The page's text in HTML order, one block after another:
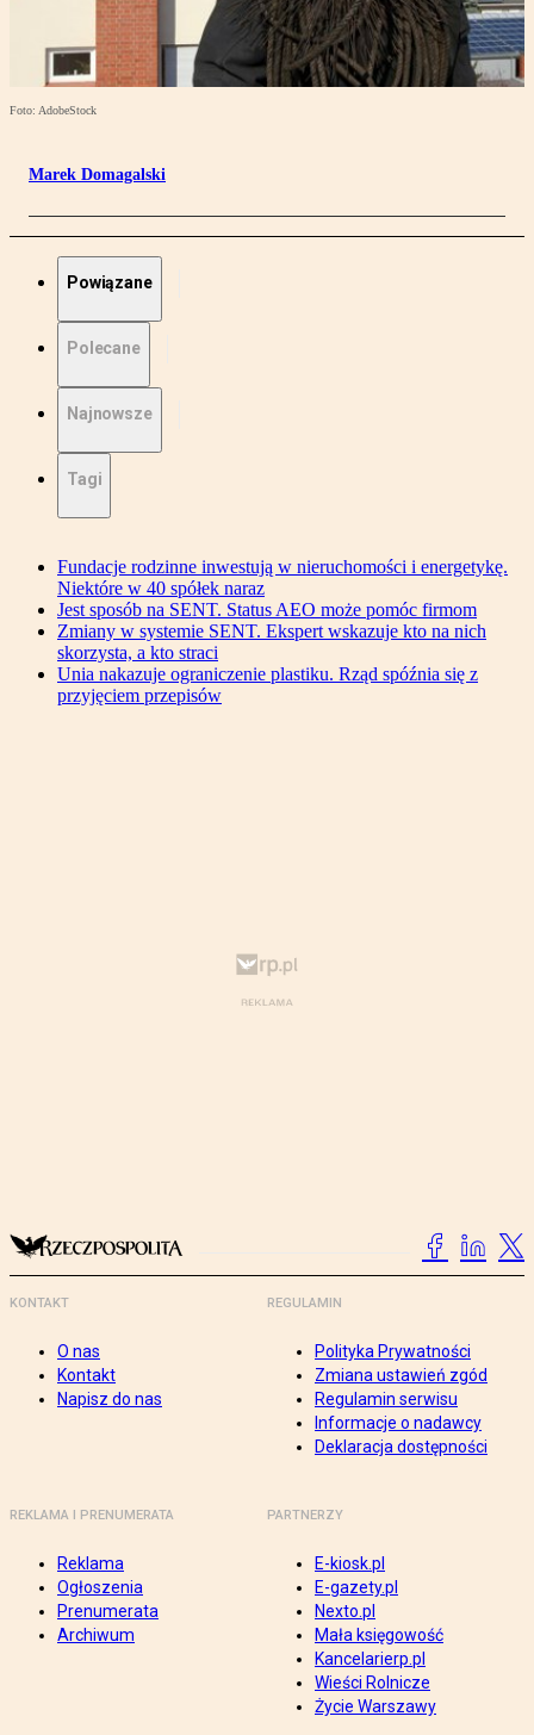
Foto: AdobeStock
Marek Domagalski
Powiązane
Polecane
Najnowsze
Tagi
Fundacje rodzinne inwestują w nieruchomości i energetykę.
Niektóre w 40 spółek naraz
Jest sposób na SENT. Status AEO może pomóc firmom
Zmiany w systemie SENT. Ekspert wskazuje kto na nich
skorzysta, a kto straci
Unia nakazuje ograniczenie plastiku. Rząd spóźnia się z
przyjęciem przepisów
KONTAKT
O nas
Kontakt
Napisz do nas
REGULAMIN
Polityka Prywatności
Zmiana ustawień zgód
Regulamin serwisu
Informacje o nadawcy
Deklaracja dostępności
REKLAMA I PRENUMERATA
Reklama
Ogłoszenia
Prenumerata
Archiwum
PARTNERZY
E-kiosk.pl
E-gazety.pl
Nexto.pl
Mała księgowość
Kancelarierp.pl
Wieści Rolnicze
Życie Warszawy